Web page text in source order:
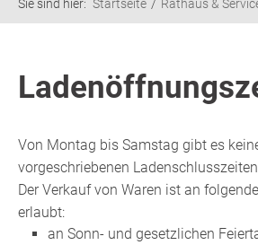
Sie sind hier: Startseite Rathaus &
Von Montag bis Samstag gibt es
vorgeschriebenen
Der Verkauf von Waren ist an
erlaubt:
an Sonn- und gesetzlichen